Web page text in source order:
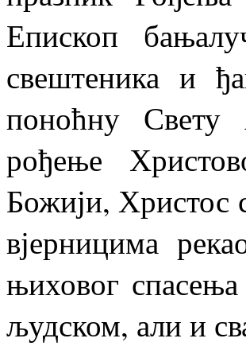
Епископ
свештеника и
поноћну Свету
рођење
Божији, Христос
вјерницима
њиховог
људском, али и